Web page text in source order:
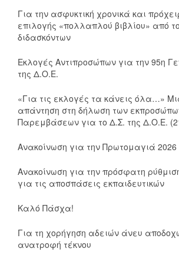
Για την ασφυκτική χρονικά και
επιλογής «πολλαπλού βιβλίου» από
διδασκόντων
Εκλογές Αντιπροσώπων για την 95η
της Δ.Ο.Ε.
«Για τις εκλογές τα κάνεις όλα…»
απάντηση στη δήλωση των
Παρεμβάσεων για το Δ.Σ. της Δ.Ο.Ε.
Ανακοίνωση για την Πρωτομαγιά 2026
Ανακοίνωση για την πρόσφατη
για τις αποσπάσεις εκπαιδευτικών
Καλό Πάσχα!
Για τη χορήγηση αδειών άνευ
ανατροφή τέκνου